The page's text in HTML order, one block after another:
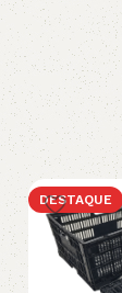
DESTAQUE